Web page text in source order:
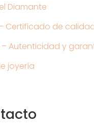
Diamante
Certificado de
– Autenticidad y
joyería